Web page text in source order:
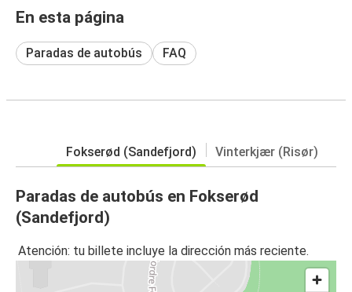
En esta página
Paradas de autobús FAQ
Fokserød (Sandefjord) Vinterkjær (Risør)
Paradas de autobús en Fokserød
(Sandefjord)
Atención: tu billete incluye la dirección más reciente.